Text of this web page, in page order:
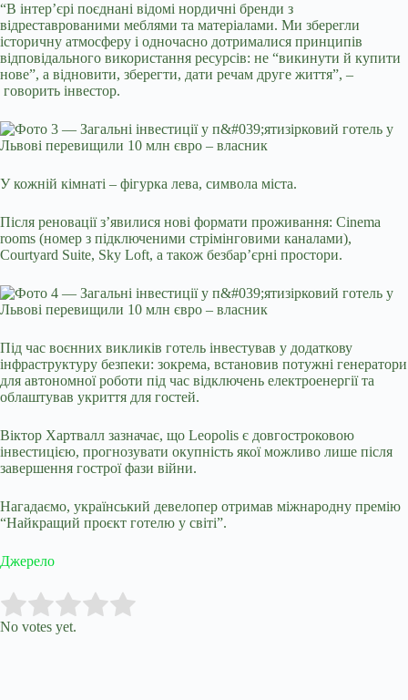
“В інтер’єрі поєднані відомі нордичні бренди з
відреставрованими меблями та матеріалами. Ми зберегли
історичну атмосферу і одночасно дотрималися принципів
відповідального використання ресурсів: не “викинути й купити
нове”, а відновити, зберегти, дати речам друге життя”, –
говорить інвестор.
У кожній кімнаті – фігурка лева, символа міста.
Після реновації з’явилися нові формати проживання: Cinema
rooms (номер з підключеними стрімінговими каналами),
Courtyard Suite, Sky Loft, а також безбар’єрні простори.
Під час воєнних викликів готель інвестував у додаткову
інфраструктуру безпеки: зокрема, встановив потужні генератори
для автономної роботи під час відключень електроенергії та
облаштував укриття для гостей.
Віктор Хартвалл зазначає, що Leopolis є довгостроковою
інвестицією, прогнозувати окупність якої можливо лише після
завершення гострої фази війни.
Нагадаємо, український девелопер отримав міжнародну премію
“Найкращий проєкт готелю у світі”.
Джерело
Rate this item:
No votes yet.